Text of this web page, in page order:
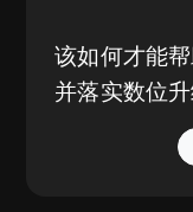
该如何才能
并落实数位